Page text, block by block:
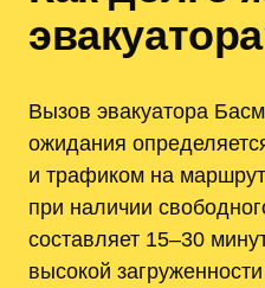
Вызов эвакуатора
ожидания
и трафиком на
при наличии
составляет 15–30
высокой